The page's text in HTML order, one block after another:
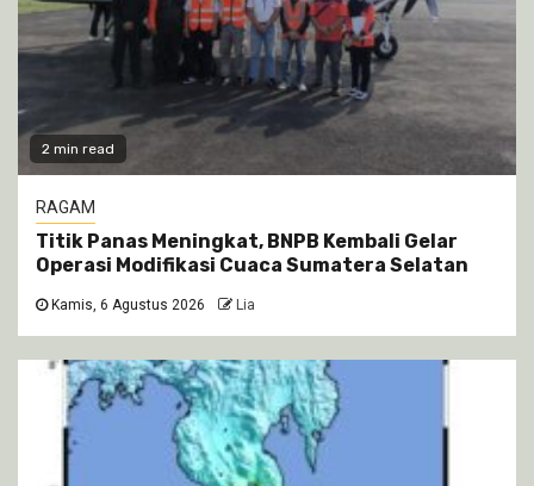
2 min read
RAGAM
Titik Panas Meningkat, BNPB Kembali Gelar
Operasi Modifikasi Cuaca Sumatera Selatan
Kamis, 6 Agustus 2026 Lia